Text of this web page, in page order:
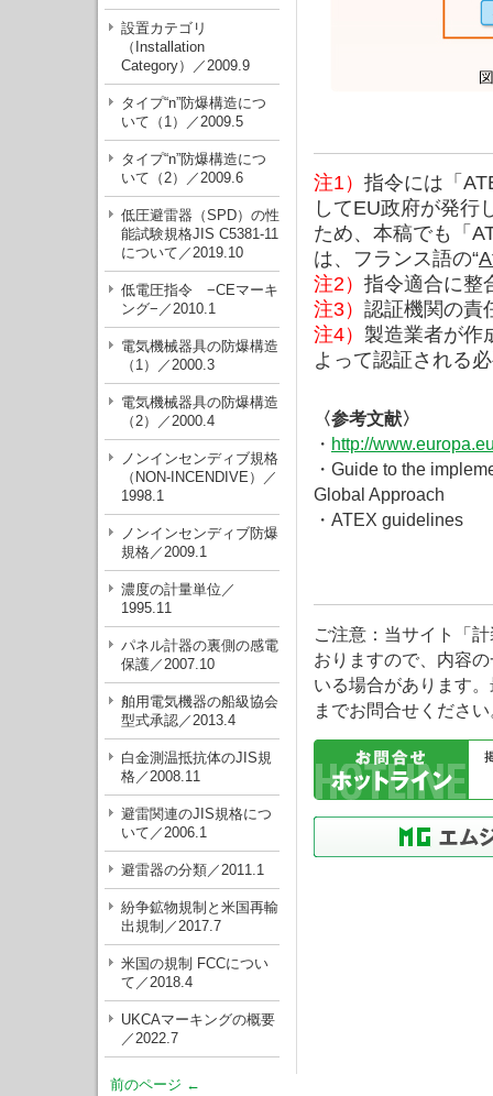
設置カテゴリ
（Installation
Category）／2009.9
タイプ“n”防爆構造につ
いて（1）／2009.5
タイプ“n”防爆構造につ
いて（2）／2009.6
低圧避雷器（SPD）の性
能試験規格JIS C5381-11
について／2019.10
低電圧指令 −CEマーキ
ング−／2010.1
電気機械器具の防爆構造
（1）／2000.3
電気機械器具の防爆構造
（2）／2000.4
ノンインセンディブ規格
（NON-INCENDIVE）／
1998.1
ノンインセンディブ防爆
規格／2009.1
濃度の計量単位／
1995.11
パネル計器の裏側の感電
保護／2007.10
舶用電気機器の船級協会
型式承認／2013.4
白金測温抵抗体のJIS規
格／2008.11
避雷関連のJIS規格につ
いて／2006.1
避雷器の分類／2011.1
紛争鉱物規制と米国再輸
出規制／2017.7
米国の規制 FCCについ
て／2018.4
UKCAマーキングの概要
／2022.7
注1） 指令には「
してEU政府が発行
ため、本稿でも「
は、フランス語の“
注2） 指令適合に整
注3） 認証機関の責
注4） 製造業者が作
よって認証される
〈参考文献〉
・ http://
・Guide to the
Global Approach
・ATEX guidelines
ご注意：当サイト「
おりますので、内容
いる場合があります
までお問合せくださ
前のページ ←